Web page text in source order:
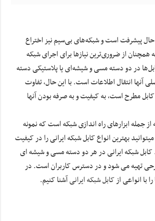
پیشرفت است و شبکه‌های بی‌سیم نیز اختراع
همچنان از ضروری‌ترین نیازها برای اجرای شبکه
در دو دسته مسی و شیشه‌ای یا پلاستیکی دسته
آنها انتقال اطلاعات است. با این حال، تفاوت
مطرح است، به کیفیت و به صرفه بودن آنها
جمله ابزارهای راه اندازی شبکه است که نمونه
بهترین انواع کابل شبکه ایرانی را در کیفیت
کابل شبکه ایرانی در هر دو دسته مسی و شیشه ای
تهیه می شود و در دسترس کاربران است. در
با انواعی ازکابل شبکه ایرانیآشنا کنیم.